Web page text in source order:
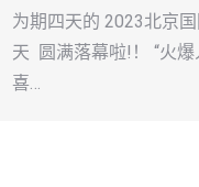
为期四天的 2023北京
天 圆满落幕啦!！ “火
喜…